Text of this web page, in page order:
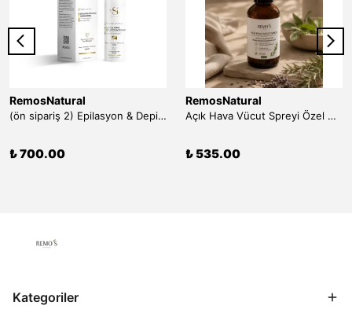
RemosNatural
(ön sipariş 2) Epilasyon & Depilasyon Sonrası Tüy Azaltıcı Losyon 100 ml
₺ 700.00
RemosNatural
Açık Hava Vücut Spreyi Özel Uçucu Yağ Mix Zenginleştirilmiş 50 ml
₺ 535.00
Kategoriler